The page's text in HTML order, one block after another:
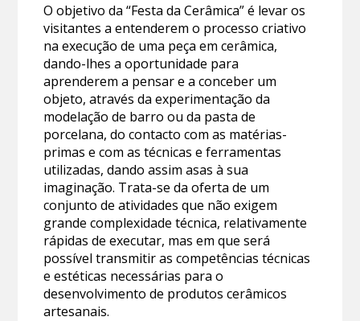
O objetivo da “Festa da Cerâmica” é levar os
visitantes a entenderem o processo criativo
na execução de uma peça em cerâmica,
dando-lhes a oportunidade para
aprenderem a pensar e a conceber um
objeto, através da experimentação da
modelação de barro ou da pasta de
porcelana, do contacto com as matérias-
primas e com as técnicas e ferramentas
utilizadas, dando assim asas à sua
imaginação. Trata-se da oferta de um
conjunto de atividades que não exigem
grande complexidade técnica, relativamente
rápidas de executar, mas em que será
possível transmitir as competências técnicas
e estéticas necessárias para o
desenvolvimento de produtos cerâmicos
artesanais.